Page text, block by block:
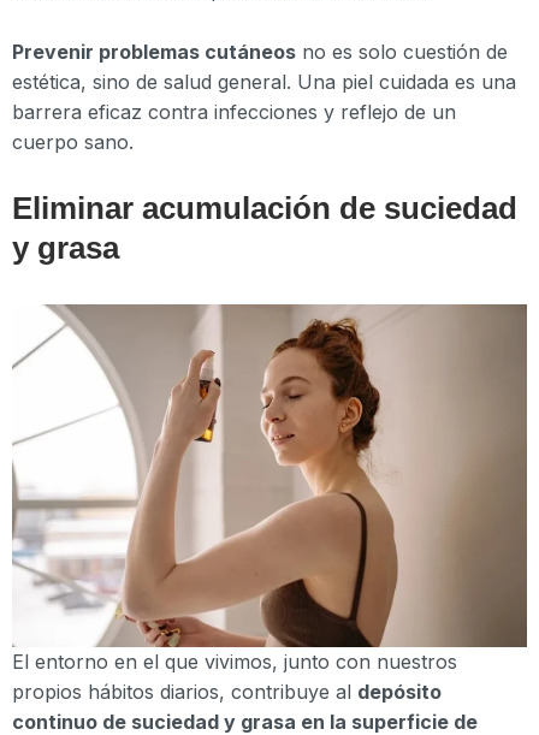
Prevenir problemas cutáneos no es solo cuestión de
estética, sino de salud general. Una piel cuidada es una
barrera eficaz contra infecciones y reflejo de un
cuerpo sano.
Eliminar acumulación de suciedad
y grasa
El entorno en el que vivimos, junto con nuestros
propios hábitos diarios, contribuye al depósito
continuo de suciedad y grasa en la superficie de